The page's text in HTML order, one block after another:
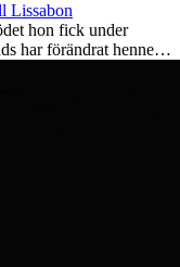
Lissabon
hon fick under
har förändrat henne